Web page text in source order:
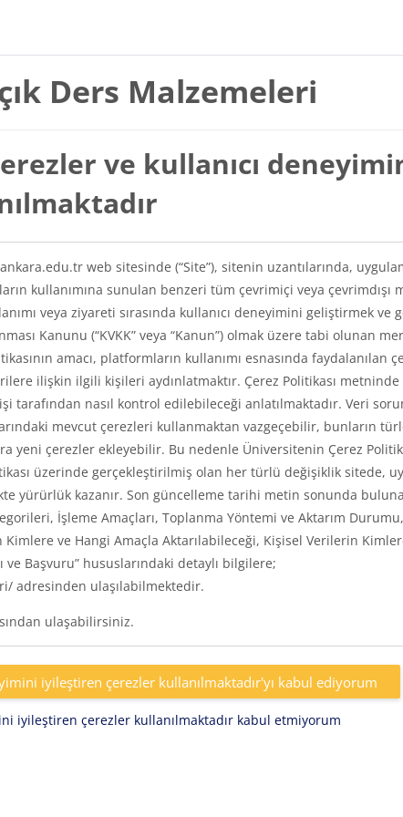
Ders Malzemeleri
ve kullanıcı
web sitesinde (“Site”), sitenin uzantılarında,
kullanımına sunulan benzeri tüm çevrimiçi veya çevrimdışı
veya ziyareti sırasında kullanıcı deneyimini geliştirmek ve
Kanunu (“KVKK” veya “Kanun”) olmak üzere tabi olunan
amacı, platformların kullanımı esnasında faydalanılan
ilişkin ilgili kişileri aydınlatmaktır. Çerez Politikası
tarafından nasıl kontrol edilebileceği anlatılmaktadır. Veri
mevcut çerezleri kullanmaktan vazgeçebilir, bunların
yeni çerezler ekleyebilir. Bu nedenle Üniversitenin Çerez
üzerinde gerçekleştirilmiş olan her türlü değişiklik sitede,
yürürlük kazanır. Son güncelleme tarihi metin sonunda
İşleme Amaçları, Toplanma Yöntemi ve Aktarım
ve Hangi Amaçla Aktarılabileceği, Kişisel Verilerin
Başvuru” hususlarındaki detaylı bilgilere;
adresinden ulaşılabilmektedir.
ulaşabilirsiniz.
iyileştiren çerezler kullanılmaktadır'yı kabul ediyorum
iyileştiren çerezler kullanılmaktadır kabul etmiyorum